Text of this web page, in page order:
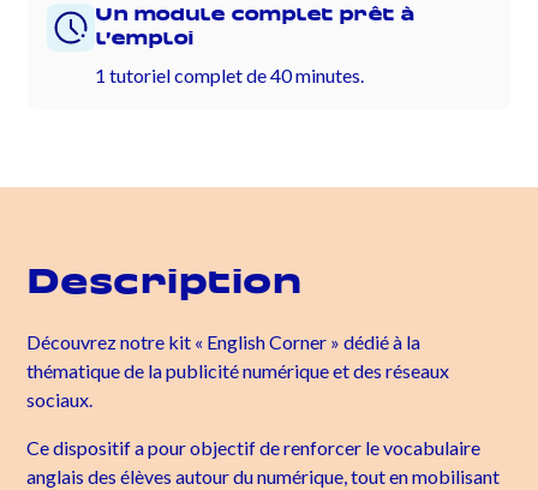
Un module complet prêt à
l’emploi
1 tutoriel complet de 40 minutes.
Description
Découvrez notre kit « English Corner » dédié à la
thématique de la publicité numérique et des réseaux
sociaux.
Ce dispositif a pour objectif de renforcer le vocabulaire
anglais des élèves autour du numérique, tout en mobilisant